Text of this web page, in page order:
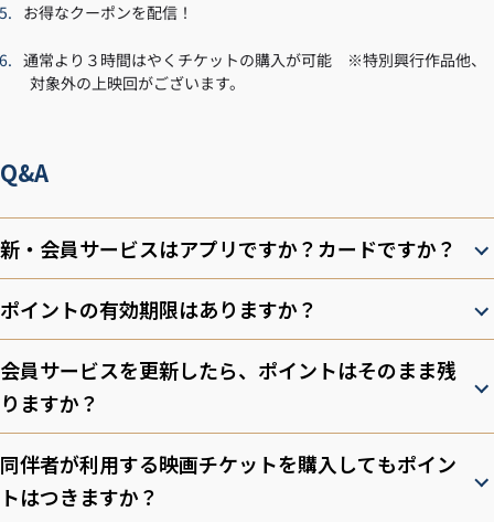
お得なクーポンを配信！
通常より３時間はやくチケットの購入が可能 ※特別興行作品他、
対象外の上映回がございます。
Q&A
新・会員サービスはアプリですか？カードですか？
ポイントの有効期限はありますか？
会員サービスを更新したら、ポイントはそのまま残
りますか？
同伴者が利用する映画チケットを購入してもポイン
トはつきますか？